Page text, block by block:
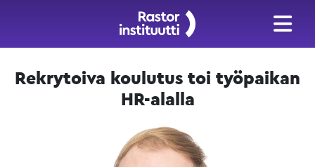
Rekrytoiva koulutus toi työpaikan
HR-alalla